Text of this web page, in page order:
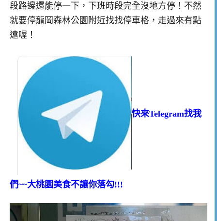
段路邊還能停一下，下班時段完全沒地方停！不然
就要停龍岡森林公園附近找找停車格，走過來有點
遠喔！
快來Telegram找我
們~~大桃園美食不讓你落勾!!!